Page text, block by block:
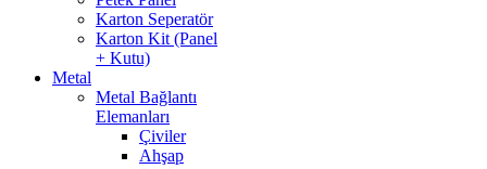
Karton Seperatör
Karton Kit (Panel
+ Kutu)
Metal
Metal Bağlantı
Elemanları
Çiviler
Ahşap